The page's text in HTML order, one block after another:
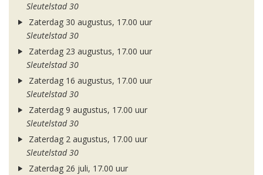
Sleutelstad 30
Zaterdag 30 augustus, 17.00 uur
Sleutelstad 30
Zaterdag 23 augustus, 17.00 uur
Sleutelstad 30
Zaterdag 16 augustus, 17.00 uur
Sleutelstad 30
Zaterdag 9 augustus, 17.00 uur
Sleutelstad 30
Zaterdag 2 augustus, 17.00 uur
Sleutelstad 30
Zaterdag 26 juli, 17.00 uur